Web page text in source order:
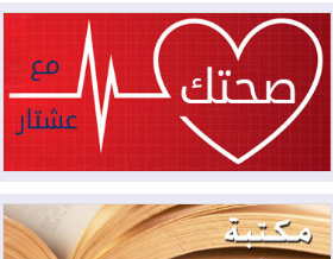
2026-08-05
حرائق فرنسا.. توقيف 402
شخص بينهم 156 قاصرا منذ بداية موسم
الحرائق
2026-08-04
سومو: إنتاج النفط في إقليم
كوردستان انخفض إلى أقل من 10%
2026-08-04ملفات حقبة الكاظمي تعود إلى
الواجهة.. أنباء عن مراجعات قضائية
وتحقيقات أوسع في قضايا فساد